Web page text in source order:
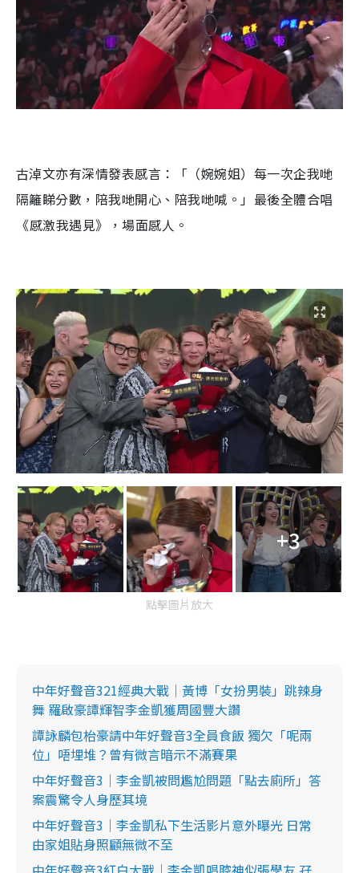
古淖文亦有深情發表感言：「（婉婉姐）每一次企我哋
隔籬睇分數，陪我哋開心、陪我哋喊。」最後全體合唱
《⁠感激我遇見》，場面感人。
+3
點擊圖片放大
中年好聲音321經典大戰｜黃博「女扮男裝」跳辣身
舞 羅啟豪譚輝智李金凱獲周國豐大讚
譚詠麟包枱豪請中年好聲音3全員食飯 獨欠「呢兩
位」唔埋堆？曾有微言暗示不滿賽果
中年好聲音3｜李金凱被問尷尬問題「點去廁所」答
案震驚令人身歷其境
中年好聲音3｜李金凱私下生活影片意外曝光 日常
由家姐貼身照顧無微不至